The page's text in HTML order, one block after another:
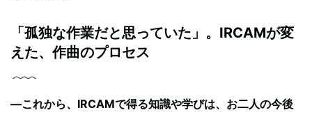
「孤独な作業だと思っていた」。IRCAMが変
えた、作曲のプロセス
―これから、IRCAMで得る知識や学びは、お二人の今後